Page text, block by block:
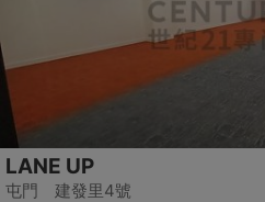
LANE UP
屯門 建發里4號